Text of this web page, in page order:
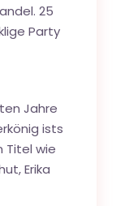
25
Party
Jahre
ists
Titel wie
Erika